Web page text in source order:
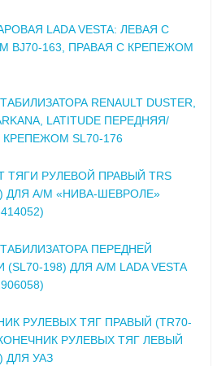
LADA VESTA: ЛЕВАЯ С
BJ70-163, ПРАВАЯ С КРЕПЕЖОМ
RENAULT DUSTER,
LATITUDE ПЕРЕДНЯЯ/
SL70-176
ТЯГИ РУЛЕВОЙ ПРАВЫЙ TRS
ДЛЯ А/М «НИВА-ШЕВРОЛЕ»
ПЕРЕДНЕЙ
198) ДЛЯ А/М LADA VESTA
РУЛЕВЫХ ТЯГ ПРАВЫЙ (TR70-
РУЛЕВЫХ ТЯГ ЛЕВЫЙ
ДЛЯ УАЗ